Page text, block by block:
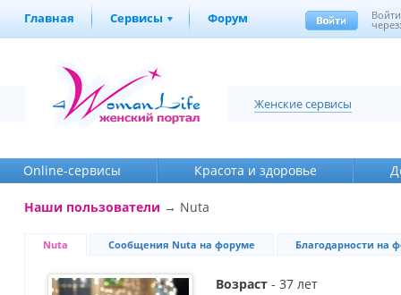
Главная Сервисы Форум Войти
Женские сервисы
Online-cервисы Красота и здоровье
Наши пользователи → Nuta
Nuta Сообщения Nuta на форуме Благодарности на
Возраст - 37 лет